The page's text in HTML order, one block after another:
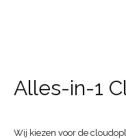
Alles-in-1
Wij kiezen voor de